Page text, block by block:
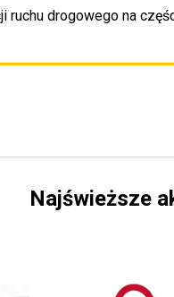
ruchu drogowego na
Przejdź do
Najświeższe